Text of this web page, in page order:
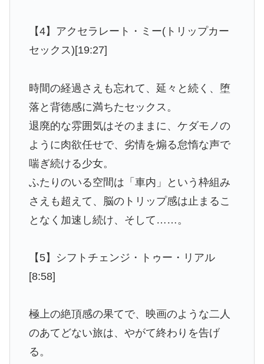
【4】アクセラレート・ミー(トリップカー
セックス)[19:27]
時間の経過さえも忘れて、延々と続く、堕
落と背徳感に満ちたセックス。
退廃的な雰囲気はそのままに、ケダモノの
ように肉欲任せで、劣情を煽る怠惰な声で
喘ぎ続ける少女。
ふたりのいる空間は「車内」という枠組み
さえも超えて、脳のトリップ感は止まるこ
となく加速し続け、そして……。
【5】シフトチェンジ・トゥー・リアル
[8:58]
極上の絶頂感の果てで、映画のような二人
のあてどない旅は、やがて終わりを告げ
る。